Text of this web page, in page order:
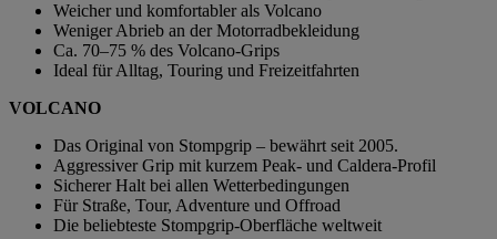
Weicher und komfortabler als Volcano
Weniger Abrieb an der Motorradbekleidung
Ca. 70–75 % des Volcano-Grips
Ideal für Alltag, Touring und Freizeitfahrten
VOLCANO
Das Original von Stompgrip – bewährt seit 2005.
Aggressiver Grip mit kurzem Peak- und Caldera-Profil
Sicherer Halt bei allen Wetterbedingungen
Für Straße, Tour, Adventure und Offroad
Die beliebteste Stompgrip-Oberfläche weltweit